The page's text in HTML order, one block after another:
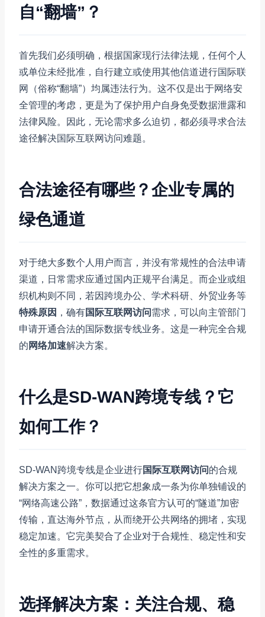
自“翻墙”？
首先我们必须明确，根据国家现行法律法规，任何个人
或单位未经批准，自行建立或使用其他信道进行国际联
网（俗称“翻墙”）均属违法行为。这不仅是出于网络安
全管理的考虑，更是为了保护用户自身免受数据泄露和
法律风险。因此，无论需求多么迫切，都必须寻求合法
途径解决国际互联网访问难题。
合法途径有哪些？企业专属的
绿色通道
对于绝大多数个人用户而言，并没有常规性的合法申请
渠道，日常需求应通过国内正规平台满足。而企业或组
织机构则不同，若因跨境办公、学术科研、外贸业务等
特殊原因 ，确有国际互联网访问需求，可以向主管部门
申请开通合法的国际数据专线业务。这是一种完全合规
的 网络加速解决方案。
什么是SD-WAN跨境专线？它
如何工作？
SD-WAN跨境专线是企业进行国际互联网访问的合规
解决方案之一。你可以把它想象成一条为你单独铺设的
“网络高速公路”，数据通过这条官方认可的“隧道”加密
传输，直达海外节点，从而绕开公共网络的拥堵，实现
稳定加速。它完美契合了企业对于合规性、稳定性和安
全性的多重需求。
选择解决方案：关注合规、稳